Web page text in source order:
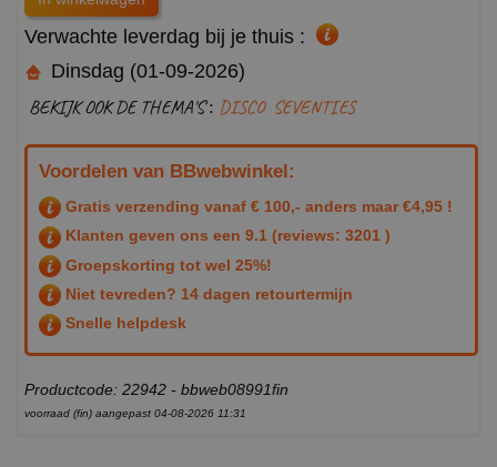
Verwachte leverdag bij je thuis :
Dinsdag (01-09-2026)
BEKIJK OOK DE THEMA'S : DISCO SEVENTIES
Voordelen van BBwebwinkel:
Gratis verzending vanaf € 100,- anders maar €4,95 !
Klanten geven ons een 9.1 (reviews: 3201 )
Groepskorting tot wel 25%!
Niet tevreden? 14 dagen retourtermijn
Snelle helpdesk
Productcode: 22942 - bbweb08991fin
voorraad (fin) aangepast 04-08-2026 11:31